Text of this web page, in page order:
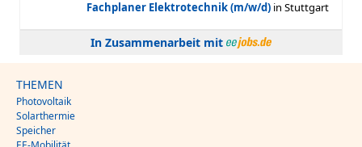
In Zusammenarbeit mit
THEMEN
Photovoltaik
Solarthermie
Speicher